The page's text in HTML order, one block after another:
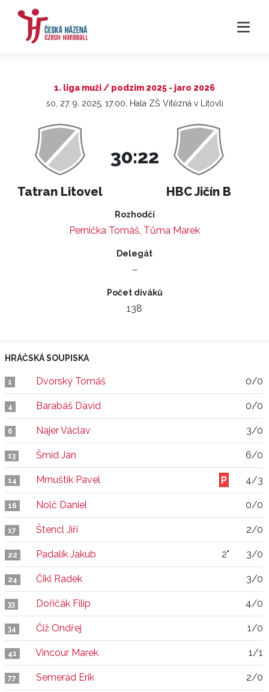
1. liga muži / podzim 2025 - jaro 2026
so, 27. 9. 2025, 17:00, Hala ZŠ Vítězná v Litovli
Tatran Litovel
30:22
HBC Jičín B
Rozhodčí
Pernička Tomáš, Tůma Marek
Delegát
–
Počet diváků
138
HRÁČSKÁ SOUPISKA
1 Dvorský Tomáš 0/0
4 Barabáš David 0/0
6 Najer Václav 3/0
13 Šmíd Jan 6/0
14 Mrnuštík Pavel 4/3
16 Nolč Daniel 0/0
17 Štencl Jiří 2/0
22 Padalík Jakub 2" 3/0
24 Čikl Radek 3/0
33 Dořičák Filip 4/0
34 Číž Ondřej 1/0
41 Vincour Marek 1/1
77 Semerád Erik 2/0